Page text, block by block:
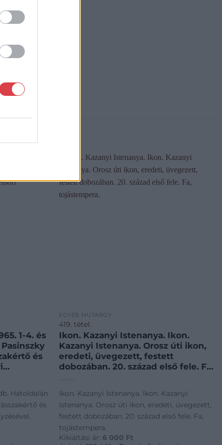
és
Hátoldalán
és
EGYÉB MŰTÁRGY
419. tétel:
Ikon. Kazanyi Istenanya. Ikon.
Kazanyi Istenanya. Orosz úti ikon,
eredeti, üvegezett, festett
dobozában. 20. század első fele. Fa,
Ikon. Kazanyi Istenanya. Ikon. Kazanyi
Istenanya. Orosz úti ikon, eredeti, üvegezett,
festett dobozában. 20. század első fele. Fa,
tojástempera.
Kikiáltási ár: 6 000 Ft